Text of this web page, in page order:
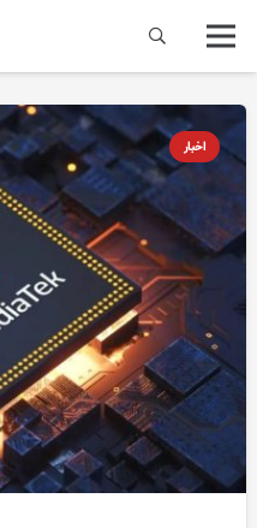
اخبار